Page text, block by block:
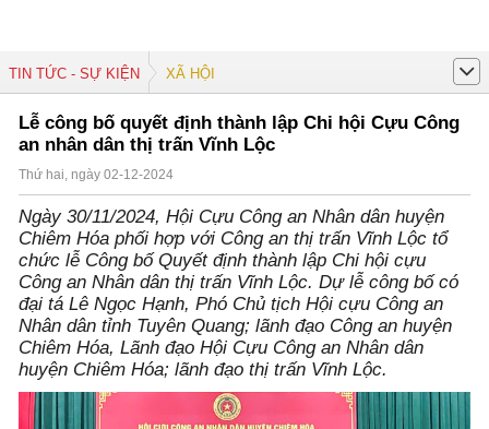
TIN TỨC - SỰ KIỆN XÃ HỘI
Lễ công bố quyết định thành lập Chi hội Cựu Công
an nhân dân thị trấn Vĩnh Lộc
Thứ hai, ngày 02-12-2024
Ngày 30/11/2024, Hội Cựu Công an Nhân dân huyện
Chiêm Hóa phối hợp với Công an thị trấn Vĩnh Lộc tổ
chức lễ Công bố Quyết định thành lập Chi hội cựu
Công an Nhân dân thị trấn Vĩnh Lộc. Dự lễ công bố có
đại tá Lê Ngọc Hạnh, Phó Chủ tịch Hội cựu Công an
Nhân dân tỉnh Tuyên Quang; lãnh đạo Công an huyện
Chiêm Hóa, Lãnh đạo Hội Cựu Công an Nhân dân
huyện Chiêm Hóa; lãnh đạo thị trấn Vĩnh Lộc.